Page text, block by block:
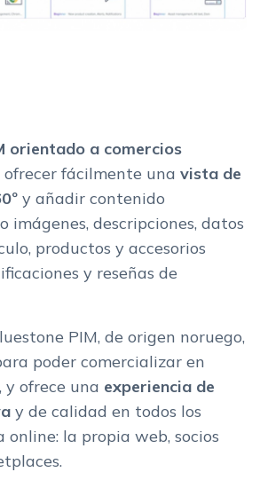
orientado a comercios
ofrecer fácilmente una vista de
y añadir contenido
imágenes, descripciones, datos
productos y accesorios
y reseñas de
PIM, de origen noruego,
poder comercializar en
ofrece una experiencia de
y de calidad en todos los
online: la propia web, socios